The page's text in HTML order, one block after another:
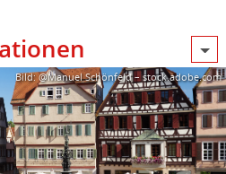
Bild: @Manuel Schönfeld – stock.adobe.com